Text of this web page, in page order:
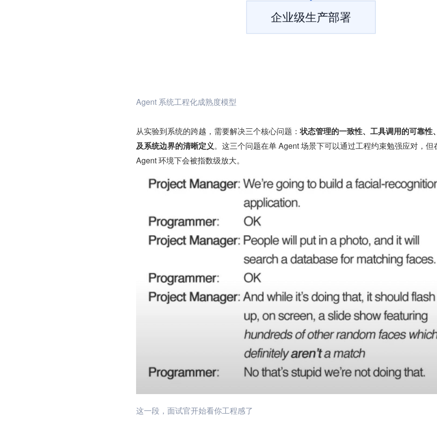
Agent 系统工程化成熟度模型
从实验到系统的跨越，需要解决三个核心问题：状态管理的一致性、工具调用的可靠性
及系统边界的清晰定义。这三个问题在单 Agent 场景下可以通过工程约束勉强应对，但
Agent 环境下会被指数级放大。
这一段，面试官开始看你工程感了